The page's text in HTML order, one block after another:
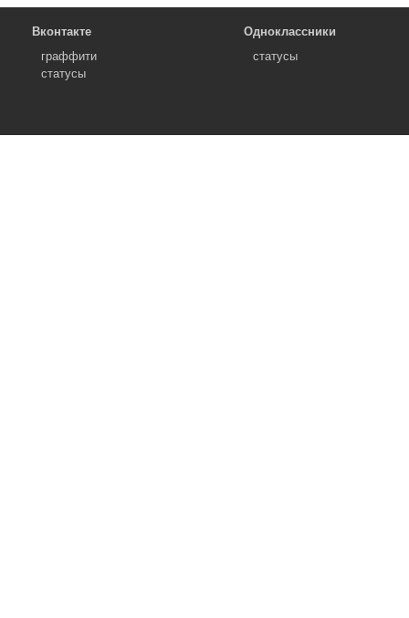
Вконтакте
граффити
статусы
Одноклассники
статусы